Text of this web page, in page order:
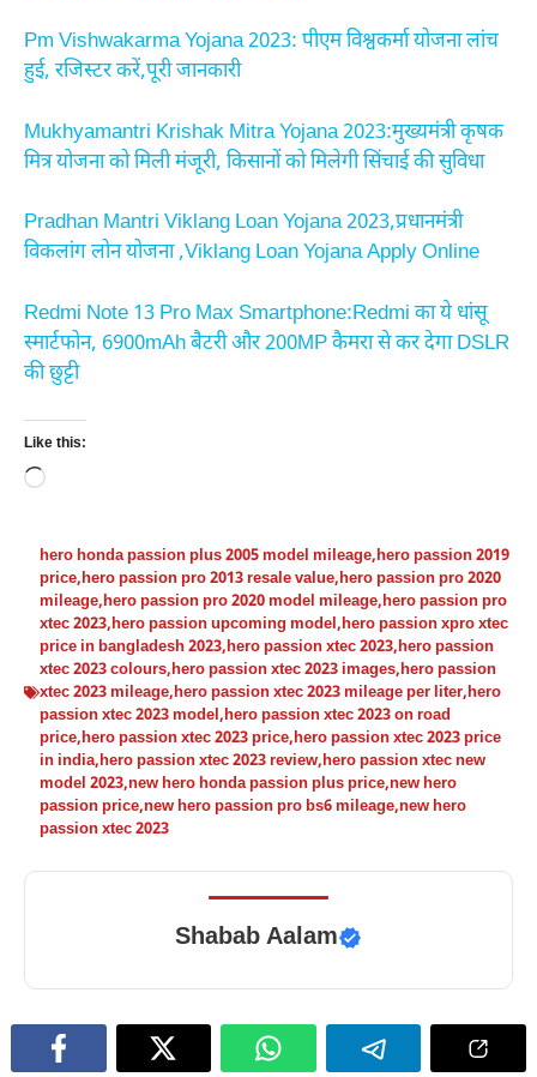
Pm Vishwakarma Yojana 2023: पीएम विश्वकर्मा योजना लांच
हुई, रजिस्टर करें,पूरी जानकारी
Mukhyamantri Krishak Mitra Yojana 2023:मुख्यमंत्री कृषक
मित्र योजना को मिली मंजूरी, किसानों को मिलेगी सिंचाई की सुविधा
Pradhan Mantri Viklang Loan Yojana 2023,प्रधानमंत्री
विकलांग लोन योजना ,Viklang Loan Yojana Apply Online
Redmi Note 13 Pro Max Smartphone:Redmi का ये धांसू
स्मार्टफोन, 6900mAh बैटरी और 200MP कैमरा से कर देगा DSLR
की छुट्टी
Like this:
Loading…
hero honda passion plus 2005 model mileage,hero passion 2019
price,hero passion pro 2013 resale value,hero passion pro 2020
mileage,hero passion pro 2020 model mileage,hero passion pro
xtec 2023,hero passion upcoming model,hero passion xpro xtec
price in bangladesh 2023,hero passion xtec 2023,hero passion
xtec 2023 colours,hero passion xtec 2023 images,hero passion
xtec 2023 mileage,hero passion xtec 2023 mileage per liter,hero
passion xtec 2023 model,hero passion xtec 2023 on road
price,hero passion xtec 2023 price,hero passion xtec 2023 price
in india,hero passion xtec 2023 review,hero passion xtec new
model 2023,new hero honda passion plus price,new hero
passion price,new hero passion pro bs6 mileage,new hero
passion xtec 2023
Shabab Aalam